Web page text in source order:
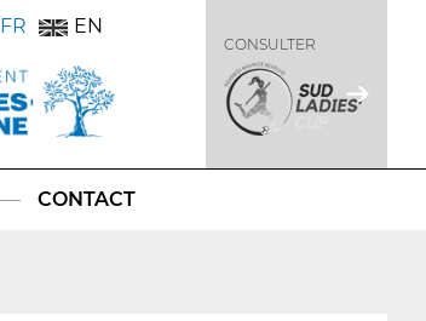
FR EN
CONSULTER
CONTACT